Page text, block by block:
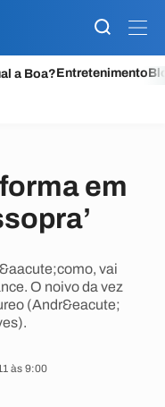
a Boa?Entretenimento
em
vai
O noivo da vez
(Andr&eacute;
às 9:00